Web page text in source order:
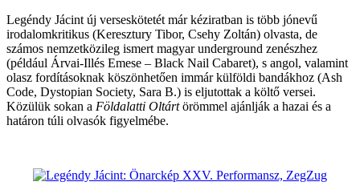
Legéndy Jácint új verseskötetét már kéziratban is több jónevű
irodalomkritikus (Keresztury Tibor, Csehy Zoltán) olvasta, de
számos nemzetközileg ismert magyar underground zenészhez
(például Árvai-Illés Emese – Black Nail Cabaret), s angol, valamint
olasz fordításoknak köszönhetően immár külföldi bandákhoz (Ash
Code, Dystopian Society, Sara B.) is eljutottak a költő versei.
Közülük sokan a Földalatti Oltártörömmel ajánlják a hazai és a
határon túli olvasók figyelmébe.